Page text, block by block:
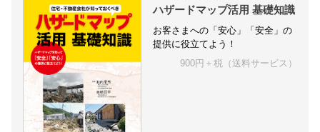
ハザードマップ活用 基礎知識
お客さまへの「安心」「安全」の
提供に役立てよう！
900円＋税（送料サービス）